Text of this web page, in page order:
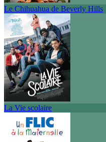
Le Chihuahua de Beverly Hills
La Vie scolaire